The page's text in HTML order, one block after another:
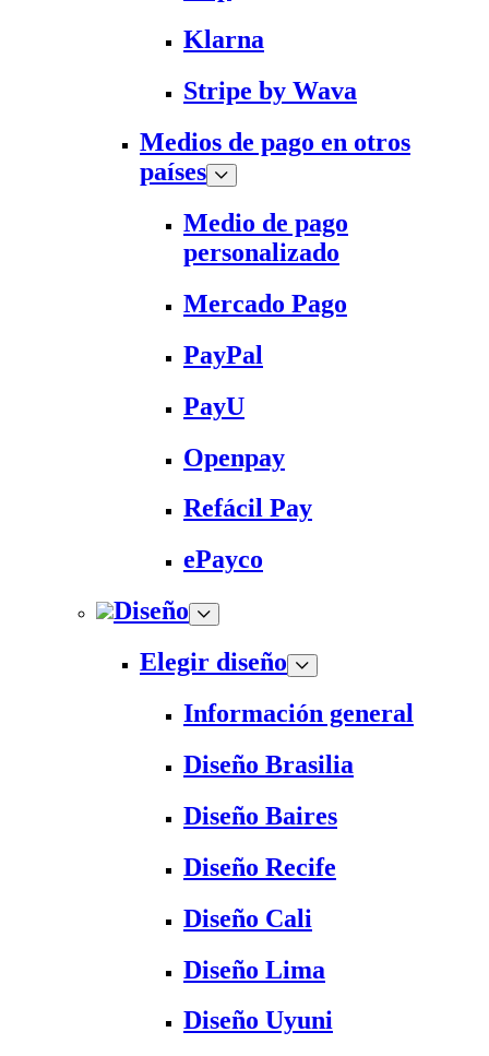
Klarna
Stripe by Wava
Medios de pago en otros
países
Medio de pago
personalizado
Mercado Pago
PayPal
PayU
Openpay
Refácil Pay
ePayco
Diseño
Elegir diseño
Información general
Diseño Brasilia
Diseño Baires
Diseño Recife
Diseño Cali
Diseño Lima
Diseño Uyuni